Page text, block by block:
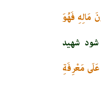
مَالِهِ فَهُوَ
شهيد
مَعْرِفَةِ